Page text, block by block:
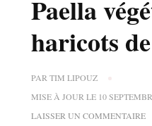
Paella
haricots
PAR TIM LIPOUZ
MISE À JOUR LE 10
LAISSER UN COMMENTAIRE